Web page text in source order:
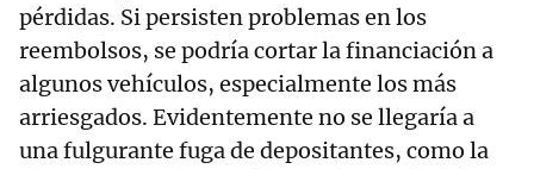
pérdidas. Si persisten problemas en los
reembolsos, se podría cortar la financiación a
algunos vehículos, especialmente los más
arriesgados. Evidentemente no se llegaría a
una fulgurante fuga de depositantes, como la